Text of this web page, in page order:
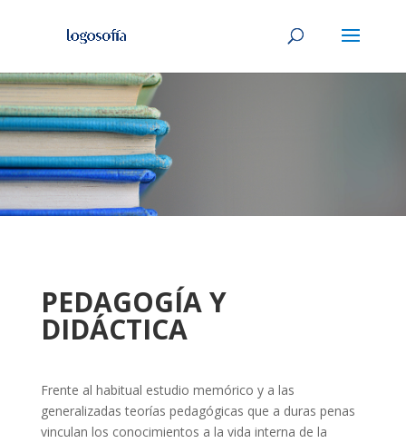
PEDAGOGÍA Y
DIDÁCTICA
Frente al habitual estudio memórico y a las
generalizadas teorías pedagógicas que a duras penas
vinculan los conocimientos a la vida interna de la